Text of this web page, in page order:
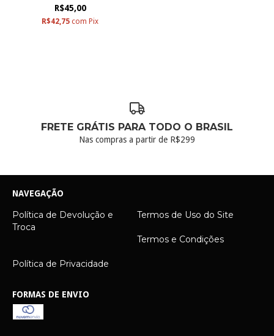
R$45,00
R$42,75 com Pix
FRETE GRÁTIS PARA TODO O BRASIL
Nas compras a partir de R$299
NAVEGAÇÃO
Política de Devolução e
Troca
Termos de Uso do Site
Termos e Condições
Política de Privacidade
FORMAS DE ENVIO